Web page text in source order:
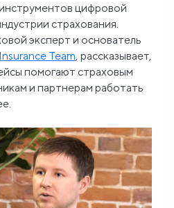
цифровой
страхования.
эксперт и основатель
Insurance Team, рассказывает,
помогают страховым
и партнерам работать